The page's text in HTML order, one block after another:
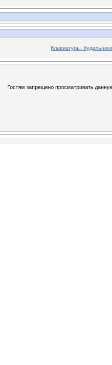
Клавиатуры,
Гостям запрещено просматривать